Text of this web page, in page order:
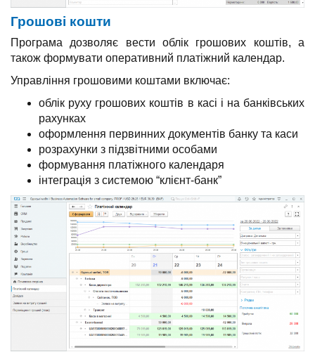
Грошові кошти
Програма дозволяє вести облік грошових коштів, а
також формувати оперативний платіжний календар.
Управління грошовими коштами включає:
облік руху грошових коштів в касі і на банківських
рахунках
оформлення первинних документів банку та каси
розрахунки з підзвітними особами
формування платіжного календаря
інтеграція з системою “клієнт-банк”